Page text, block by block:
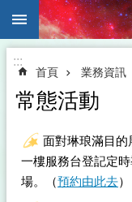
跳到主要內容區塊
:::
首頁 業務資訊
常態活動
面對琳琅滿目
一樓服務台登記定
場。（預約由此去）